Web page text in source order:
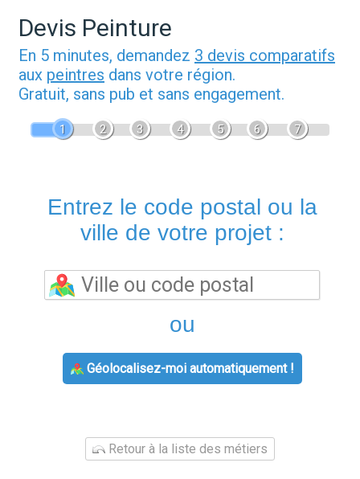
Devis Peinture
En 5 minutes, demandez 3 devis comparatifs
aux peintres dans votre région.
Gratuit, sans pub et sans engagement.
1 2 3 4 5 6 7
Entrez le code postal ou la
ville de votre projet :
ou
Géolocalisez-moi automatiquement !
Retour à la liste des métiers